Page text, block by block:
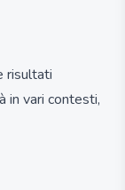
risultati
in vari contesti,